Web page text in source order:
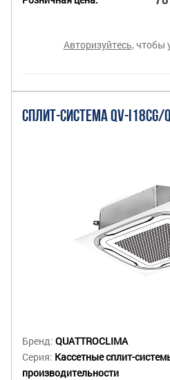
Авторизуйтесь, чтобы
СПЛИТ-СИСТЕМА QV-I18CG/
Бренд: QUATTROCLIMA
Серия: Кассетные сплит-
производительности